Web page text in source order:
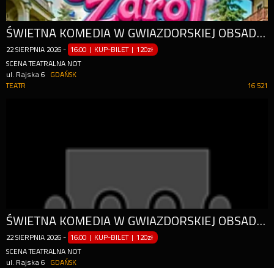
ŚWIETNA KOMEDIA W GWIAZDORSKIEJ OBSADZIE!
22 SIERPNIA 2026 - 16:00 | KUP-BILET |120zł
SCENA TEATRALNA NOT
ul. Rajska 6
GDAŃSK
16 521
TEATR
ŚWIETNA KOMEDIA W GWIAZDORSKIEJ OBSADZIE!
22 SIERPNIA 2026 - 16:00 | KUP-BILET |120zł
SCENA TEATRALNA NOT
ul. Rajska 6
GDAŃSK